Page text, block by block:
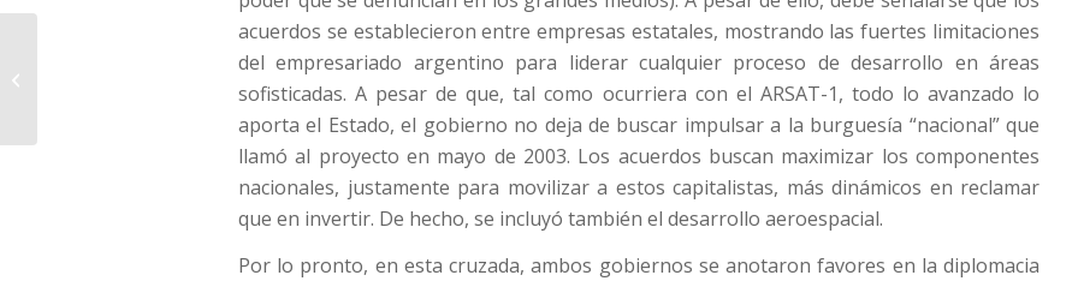
acuerdos se establecieron entre empresas estatales, mostrando las fuertes limitaciones
del empresariado argentino para liderar cualquier proceso de desarrollo en áreas
sofisticadas. A pesar de que, tal como ocurriera con el ARSAT-1, todo lo avanzado lo
aporta el Estado, el gobierno no deja de buscar impulsar a la burguesía “nacional” que
llamó al proyecto en mayo de 2003. Los acuerdos buscan maximizar los componentes
nacionales, justamente para movilizar a estos capitalistas, más dinámicos en reclamar
que en invertir. De hecho, se incluyó también el desarrollo aeroespacial.
Por lo pronto, en esta cruzada, ambos gobiernos se anotaron favores en la diplomacia